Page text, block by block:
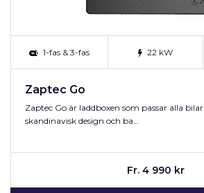
1-fas & 3-fas 22 kW
Zaptec Go
Zaptec Go är laddboxen som passar alla
skandinavisk design och ba…
Fr. 4 990 kr